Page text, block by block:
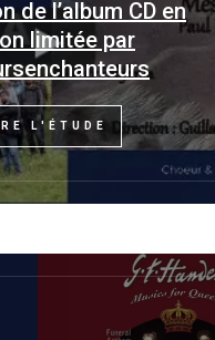
de l’album CD en
limitée par
L'ÉTUDE